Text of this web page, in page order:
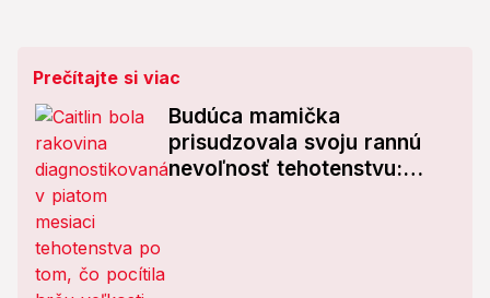
Prečítajte si viac
Budúca mamička
prisudzovala svoju rannú
nevoľnosť tehotenstvu: